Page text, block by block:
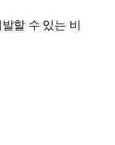
할 수 있는 비